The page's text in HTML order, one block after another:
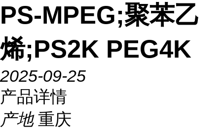
PS-MPEG;聚苯乙
烯;PS2K PEG4K
2025-09-25
产品详情
产地 重庆